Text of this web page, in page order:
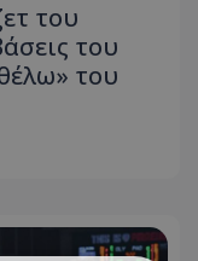
του
του
του